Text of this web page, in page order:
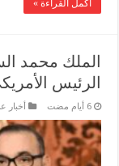
أكمل القراءة »
الملك محمد
الرئيس الأمريكي
‏6 أيام مضت أخبار